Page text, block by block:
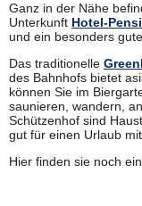
Ganz in der Nähe
Unterkunft Hotel-
und ein besonders
Das traditionelle
des Bahnhofs bietet
können Sie im
saunieren, wandern,
Schützenhof sind
gut für einen Urlaub
Hier finden sie noch